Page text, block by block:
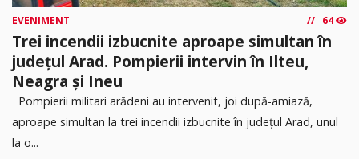
EVENIMENT 64
Trei incendii izbucnite aproape simultan în
județul Arad. Pompierii intervin în Ilteu,
Neagra și Ineu
Pompierii militari arădeni au intervenit, joi după-amiază,
aproape simultan la trei incendii izbucnite în județul Arad, unul
la o...